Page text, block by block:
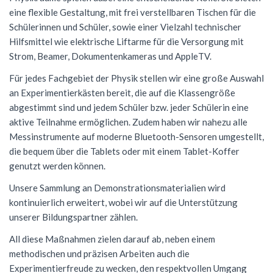
Kursstufe
Nützliche Adressen
Italien-Austausch
Wettbewerbe
Verschiedenes
NWT
Physik
Sport
Jugend trainiert für Olympia
Notentabellen
Befreiung vom Sportunterricht
Sportbrief
Wirtschaft
eine flexible Gestaltung, mit frei verstellbaren Tischen für die
Schülerinnen und Schüler, sowie einer Vielzahl technischer
Hilfsmittel wie elektrische Liftarme für die Versorgung mit
Strom, Beamer, Dokumentenkameras und AppleTV.
Für jedes Fachgebiet der Physik stellen wir eine große Auswahl
an Experimentierkästen bereit, die auf die Klassengröße
abgestimmt sind und jedem Schüler bzw. jeder Schülerin eine
aktive Teilnahme ermöglichen. Zudem haben wir nahezu alle
Messinstrumente auf moderne Bluetooth-Sensoren umgestellt,
die bequem über die Tablets oder mit einem Tablet-Koffer
genutzt werden können.
Unsere Sammlung an Demonstrationsmaterialien wird
kontinuierlich erweitert, wobei wir auf die Unterstützung
unserer Bildungspartner zählen.
All diese Maßnahmen zielen darauf ab, neben einem
methodischen und präzisen Arbeiten auch die
Experimentierfreude zu wecken, den respektvollen Umgang